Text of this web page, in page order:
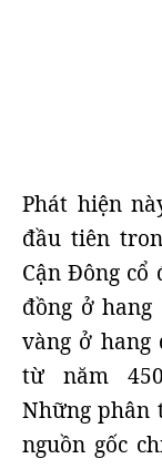
Phát hiện
đầu tiên
Cận Đông cổ
đồng ở
vàng ở hang
từ năm
Những phân
nguồn gốc